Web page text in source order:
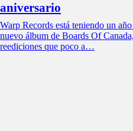
aniversario
Warp Records está teniendo un
nuevo álbum de Boards Of
reediciones que poco a…